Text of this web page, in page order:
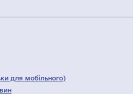
для мобільного)